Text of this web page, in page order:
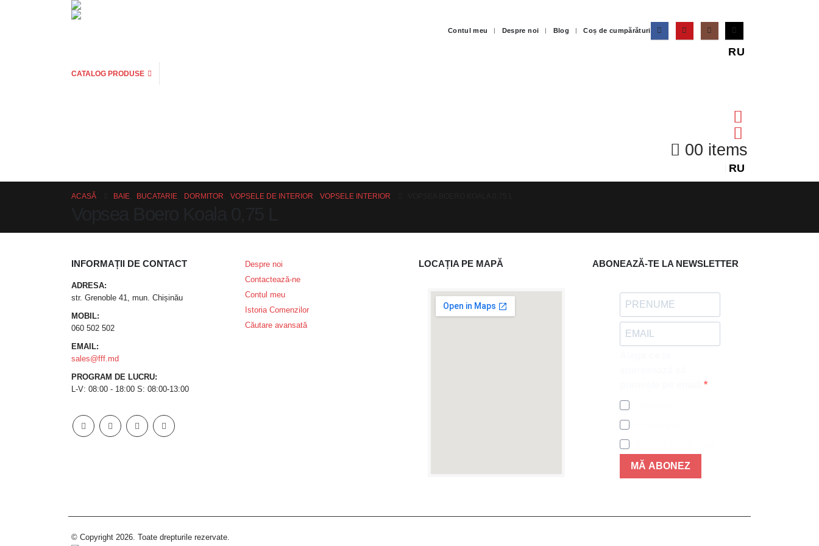
Contul meu Despre noi Blog Coș de cumpărături
RU
CATALOG PRODUSE
00 items
RU
ACASĂ BAIE BUCATARIE DORMITOR VOPSELE DE INTERIOR VOPSELE INTERIOR
INFORMAȚII DE CONTACT
ADRESA:
str. Grenoble 41, mun. Chișinău
MOBIL:
060 502 502
EMAIL:
sales@fff.md
PROGRAM DE LUCRU:
L-V: 08:00 - 18:00 S: 08:00-13:00
Despre noi
Contactează-ne
Contul meu
Istoria Comenzilor
Căutare avansată
LOCAȚIA PE MAPĂ ABONEAZĂ-TE LA NEWSLETTER
MĂ ABONEZ
© Copyright 2026. Toate drepturile rezervate.